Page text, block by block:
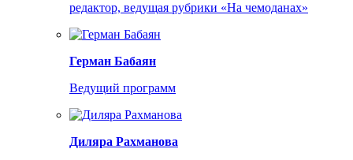
редактор, ведущая рубрики «На чемоданах»
Герман Бабаян
Ведущий программ
Диляра Рахманова